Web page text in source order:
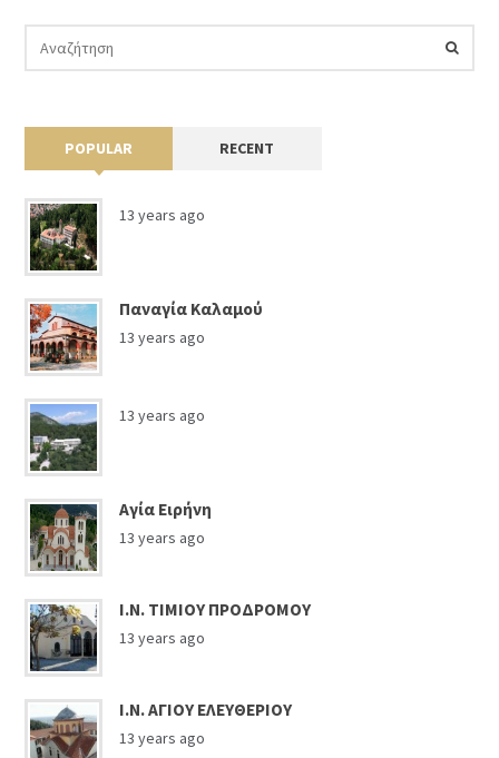
POPULAR RECENT
13 years ago
Παναγία Καλαμού
13 years ago
13 years ago
Αγία Ειρήνη
13 years ago
Ι.Ν. ΤΙΜΙΟΥ ΠΡΟΔΡΟΜΟΥ
13 years ago
Ι.Ν. ΑΓΙΟΥ ΕΛΕΥΘΕΡΙΟΥ
13 years ago